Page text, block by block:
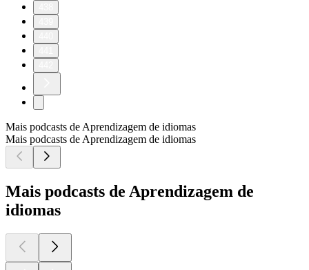
Mais podcasts de Aprendizagem de idiomas
Mais podcasts de Aprendizagem de idiomas
Mais podcasts de Aprendizagem de
idiomas